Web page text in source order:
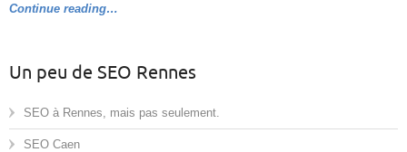
Continue reading…
Un peu de SEO Rennes
SEO à Rennes, mais pas seulement.
SEO Caen